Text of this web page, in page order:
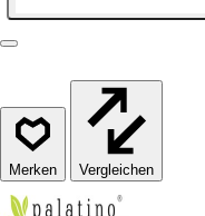
Vergleichen